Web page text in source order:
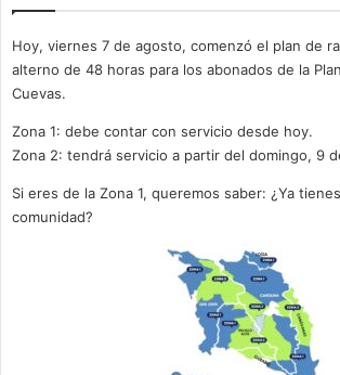
Hoy, viernes 7 de agosto, comenzó el plan de
alterno de 48 horas para los abonados de la
Cuevas.
Zona 1: debe contar con servicio desde hoy.
Zona 2: tendrá servicio a partir del domingo, 9
Si eres de la Zona 1, queremos saber: ¿Ya
comunidad?